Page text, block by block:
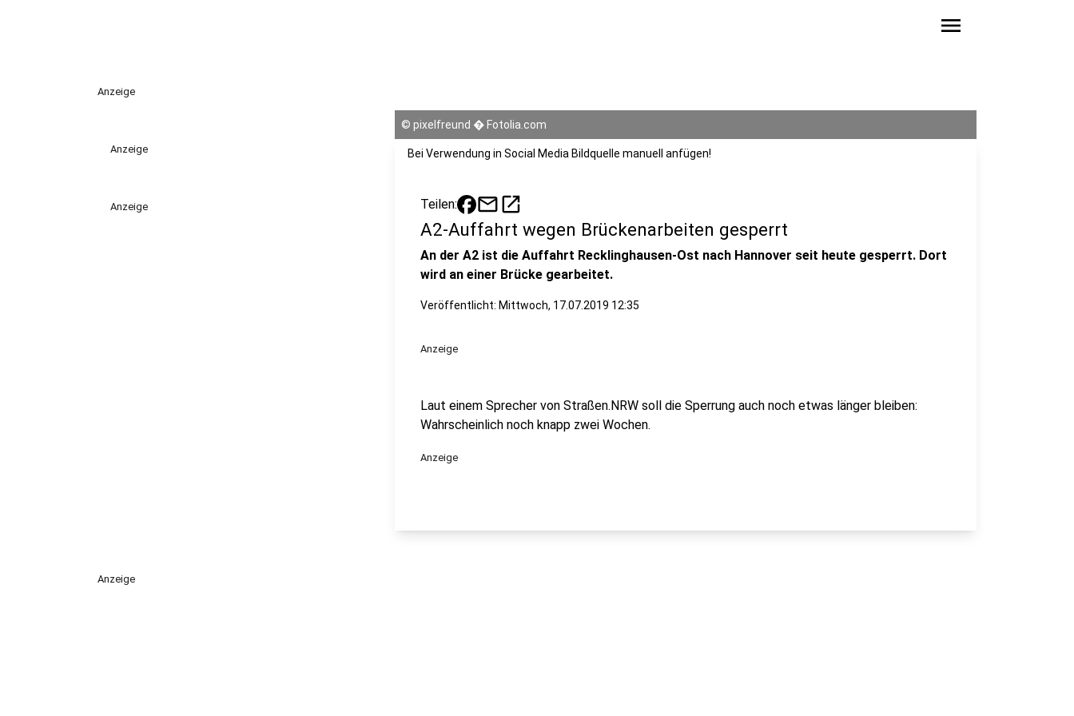
menu
Anzeige
Anzeige
Anzeige
© pixelfreund � Fotolia.com
Bei Verwendung in Social Media Bildquelle manuell anfügen!
Teilen: mailopen_in_new
A2-Auffahrt wegen Brückenarbeiten gesperrt
An der A2 ist die Auffahrt Recklinghausen-Ost nach Hannover seit heute gesperrt. Dort
wird an einer Brücke gearbeitet.
Veröffentlicht: Mittwoch, 17.07.2019 12:35
Anzeige
Laut einem Sprecher von Straßen.NRW soll die Sperrung auch noch etwas länger bleiben:
Wahrscheinlich noch knapp zwei Wochen.
Anzeige
Anzeige